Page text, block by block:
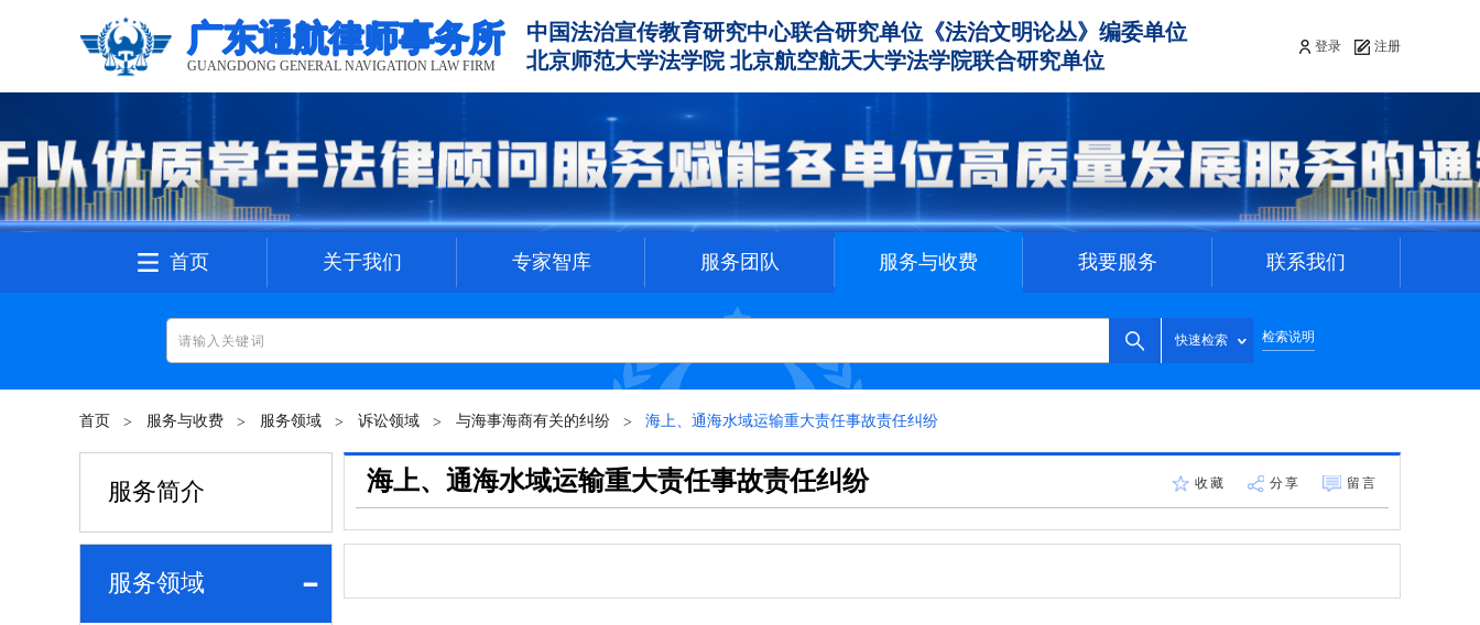
广东通航律师事务所
GUANGDONG GENERAL NAVIGATION LAW FIRM
中国法治宣传教育研究中心联合研究单位《法治文明论丛》编委单位
北京师范大学法学院 北京航空航天大学法学院联合研究单位
登录 注册
首页 关于我们 专家智库 服务团队 服务与收费 我要服务 联系我们
快速检索 检索说明
首页 服务与收费 服务领域 诉讼领域 与海事海商有关的纠纷 海上、通海水域运输重大责任事故责任纠纷
服务简介
服务领域
海上、通海水域运输重大责任事故责任纠纷 收藏 分享 留言